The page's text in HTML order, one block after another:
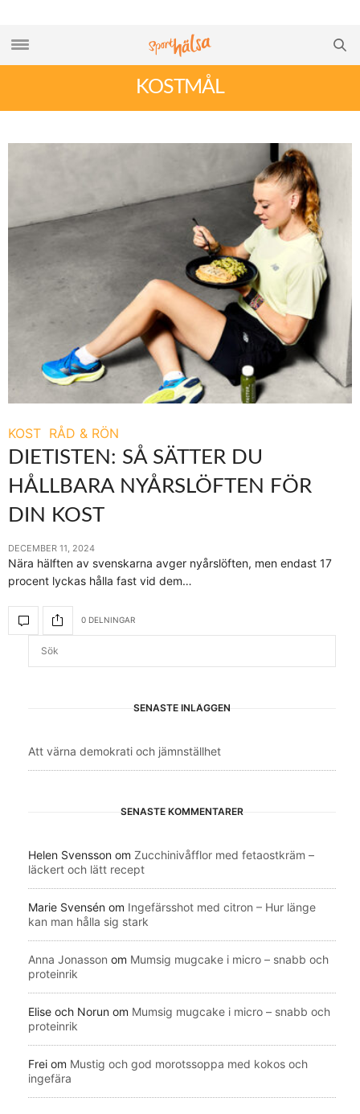
KOSTMÅL
KOST RÅD & RÖN
DIETISTEN: SÅ SÄTTER DU
HÅLLBARA NYÅRSLÖFTEN FÖR
DIN KOST
DECEMBER 11, 2024
Nära hälften av svenskarna avger nyårslöften, men endast 17
procent lyckas hålla fast vid dem…
0 DELNINGAR
SENASTE INLÄGGEN
Att värna demokrati och jämnställhet
SENASTE KOMMENTARER
Helen Svensson om Zucchinivåfflor med fetaostkräm –
läckert och lätt recept
Marie Svensén om Ingefärsshot med citron – Hur länge
kan man hålla sig stark
Anna Jonasson om Mumsig mugcake i micro – snabb och
proteinrik
Elise och Norun om Mumsig mugcake i micro – snabb och
proteinrik
Frei om Mustig och god morotssoppa med kokos och
ingefära